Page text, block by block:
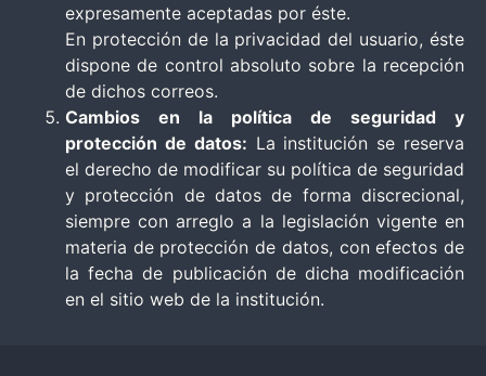
expresamente aceptadas por éste.
En protección de la privacidad del usuario, éste
dispone de control absoluto sobre la recepción
de dichos correos.
Cambios en la política de seguridad y
protección de datos: La institución se reserva
el derecho de modificar su política de seguridad
y protección de datos de forma discrecional,
siempre con arreglo a la legislación vigente en
materia de protección de datos, con efectos de
la fecha de publicación de dicha modificación
en el sitio web de la institución.